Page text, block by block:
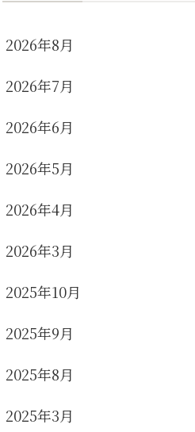
2026年8月
2026年7月
2026年6月
2026年5月
2026年4月
2026年3月
2025年10月
2025年9月
2025年8月
2025年3月